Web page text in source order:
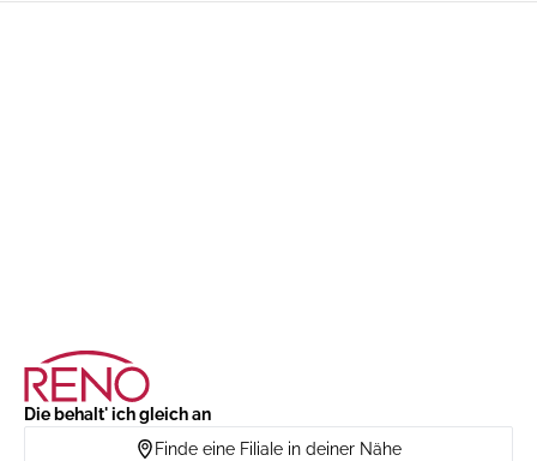
Die behalt' ich gleich an
Finde eine Filiale in deiner Nähe